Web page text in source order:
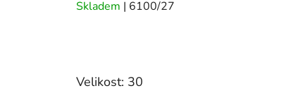
Skladem | 6100/27
Velikost: 30